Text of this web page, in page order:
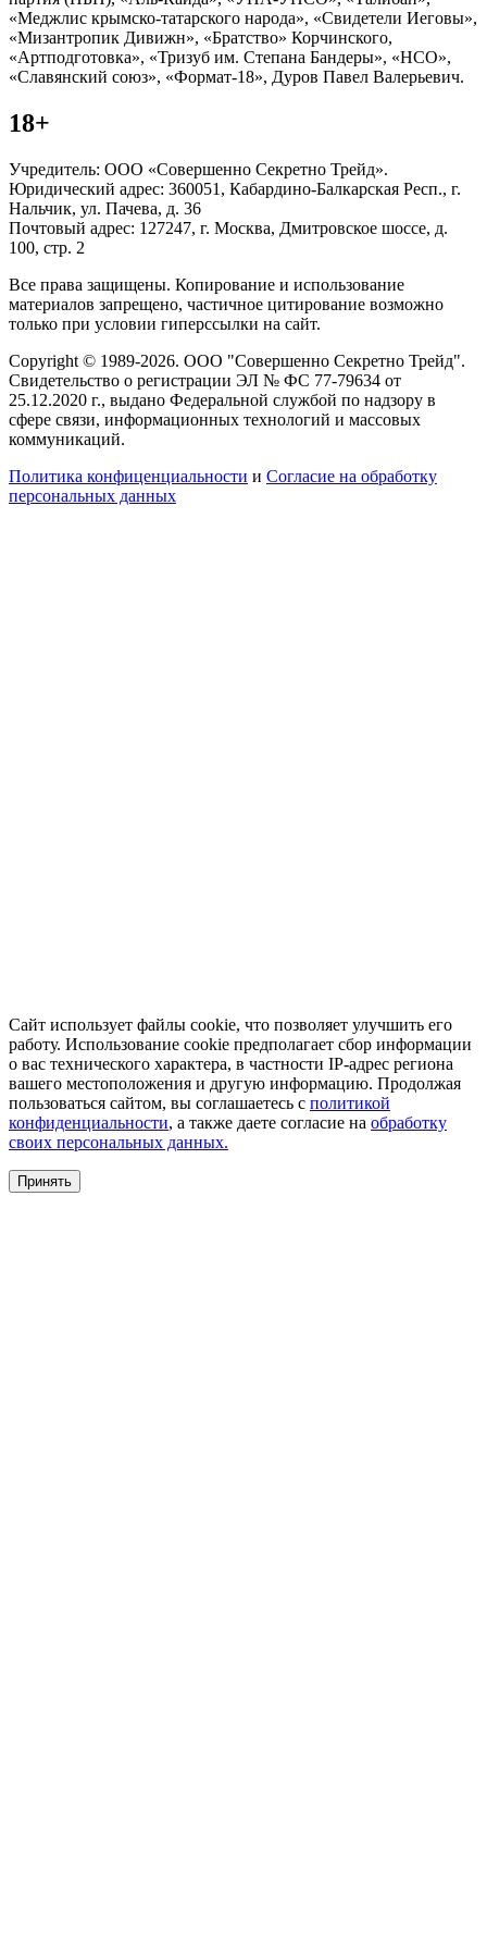
«Меджлис крымско-татарского народа», «Свидетели Иеговы»,
«Мизантропик Дивижн», «Братство» Корчинского,
«Артподготовка», «Тризуб им. Степана Бандеры», «НСО»,
«Славянский союз», «Формат-18», Дуров Павел Валерьевич.
18+
Учредитель: ООО «Совершенно Секретно Трейд».
Юридический адрес: 360051, Кабардино-Балкарская Респ., г.
Нальчик, ул. Пачева, д. 36
Почтовый адрес: 127247, г. Москва, Дмитровское шоссе, д.
100, стр. 2
Все права защищены. Копирование и использование
материалов запрещено, частичное цитирование возможно
только при условии гиперссылки на сайт.
Copyright © 1989-2026. ООО "Совершенно Секретно Трейд".
Свидетельство о регистрации ЭЛ № ФС 77-79634 от
25.12.2020 г., выдано Федеральной службой по надзору в
сфере связи, информационных технологий и массовых
коммуникаций.
Политика конфиценциальности и Согласие на обработку
персональных данных
Сайт использует файлы cookie, что позволяет улучшить его
работу. Использование cookie предполагает сбор информации
о вас технического характера, в частности IP-адрес региона
вашего местоположения и другую информацию. Продолжая
пользоваться сайтом, вы соглашаетесь с политикой
конфиденциальности, а также даете согласие на обработку
своих персональных данных.
Принять